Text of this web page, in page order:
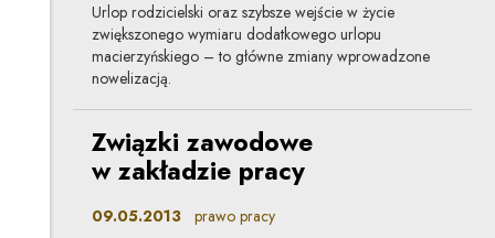
Urlop rodzicielski oraz szybsze wejście w życie
zwiększonego wymiaru dodatkowego urlopu
macierzyńskiego – to główne zmiany wprowadzone
nowelizacją.
Związki zawodowe
w zakładzie pracy
09.05.2013 prawo pracy